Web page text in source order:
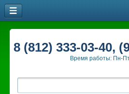
8 (812) 333-03-40,
Время работы: Пн-